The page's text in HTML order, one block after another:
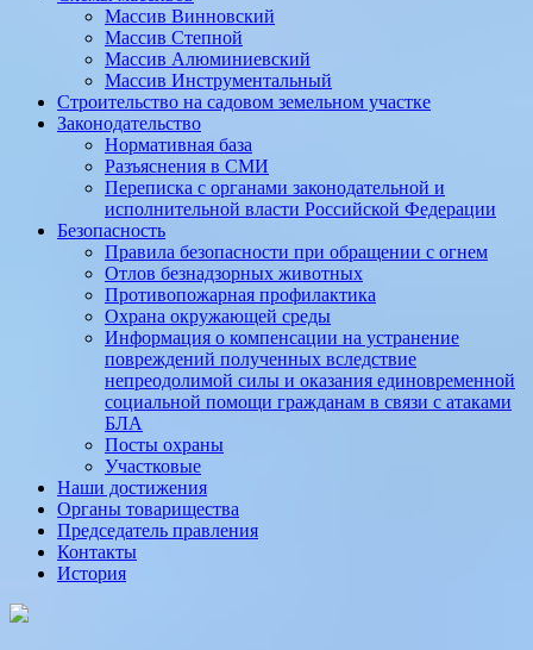
Массив Винновский
Массив Степной
Массив Алюминиевcкий
Массив Инструментальный
Строительство на садовом земельном участке
Законодательство
Нормативная база
Разъяснения в СМИ
Переписка с органами законодательной и
исполнительной власти Российской Федерации
Безопасность
Правила безопасности при обращении с огнем
Отлов безнадзорных животных
Противопожарная профилактика
Охрана окружающей среды
Информация о компенсации на устранение
повреждений полученных вследствие
непреодолимой силы и оказания единовременной
социальной помощи гражданам в связи с атаками
БЛА
Посты охраны
Участковые
Наши достижения
Органы товарищества
Председатель правления
Контакты
История